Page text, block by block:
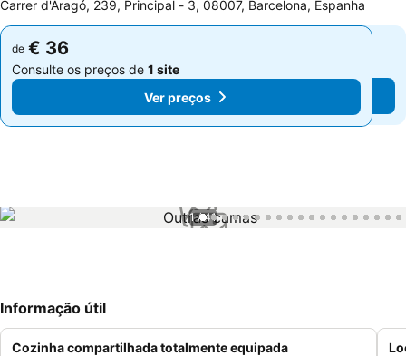
Carrer d'Aragó, 239, Principal - 3, 08007, Barcelona, Espanha
de € 36
Consulte os preços de 1 site
Ver preços
de € 36
Consulte os preços de 1 site
Ver preços
1 / 41
Informação útil
Cozinha compartilhada totalmente equipada